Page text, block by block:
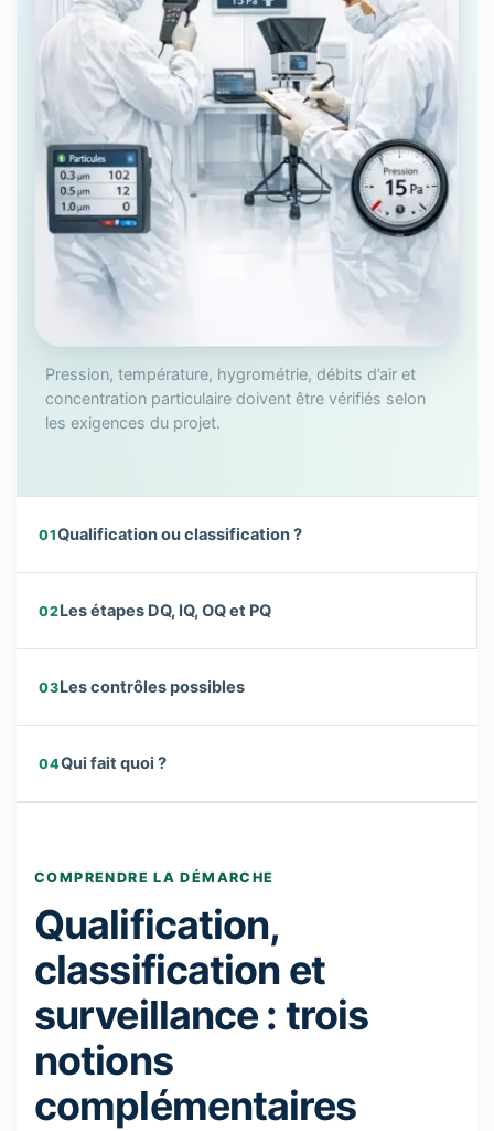
Pression, température, hygrométrie, débits d’air et
concentration particulaire doivent être vérifiés selon
les exigences du projet.
01Qualification ou classification ?
02Les étapes DQ, IQ, OQ et PQ
03Les contrôles possibles
04Qui fait quoi ?
COMPRENDRE LA DÉMARCHE
Qualification,
classification et
surveillance : trois
notions
complémentaires